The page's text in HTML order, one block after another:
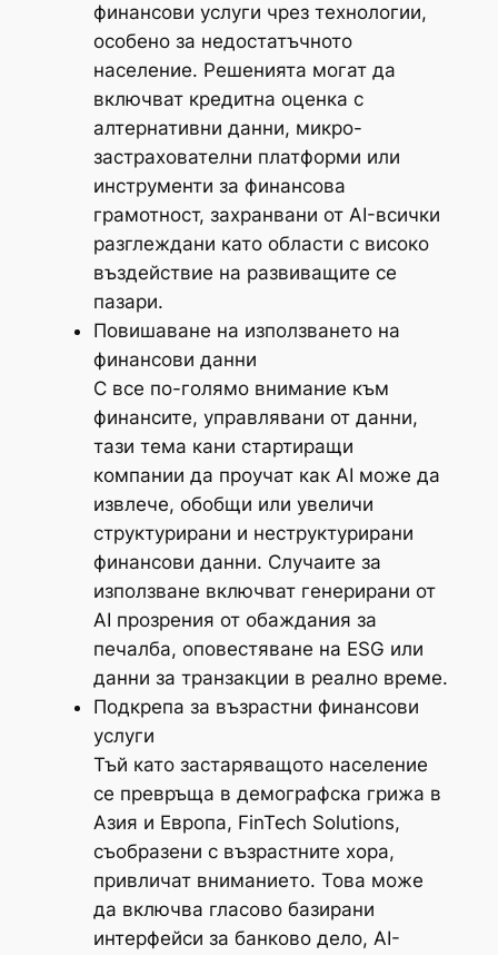
финансови услуги чрез технологии,
особено за недостатъчното
население. Решенията могат да
включват кредитна оценка с
алтернативни данни, микро-
застрахователни платформи или
инструменти за финансова
грамотност, захранвани от AI-всички
разглеждани като области с високо
въздействие на развиващите се
пазари.
Повишаване на използването на
финансови данни
С все по-голямо внимание към
финансите, управлявани от данни,
тази тема кани стартиращи
компании да проучат как AI може да
извлече, обобщи или увеличи
структурирани и неструктурирани
финансови данни. Случаите за
използване включват генерирани от
AI прозрения от обаждания за
печалба, оповестяване на ESG или
данни за транзакции в реално време.
Подкрепа за възрастни финансови
услуги
Тъй като застаряващото население
се превръща в демографска грижа в
Азия и Европа, FinTech Solutions,
съобразени с възрастните хора,
привличат вниманието. Това може
да включва гласово базирани
интерфейси за банково дело, AI-